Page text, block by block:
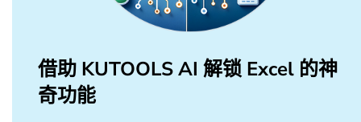
借助 KUTOOLS AI 解锁 Excel 的神
奇功能